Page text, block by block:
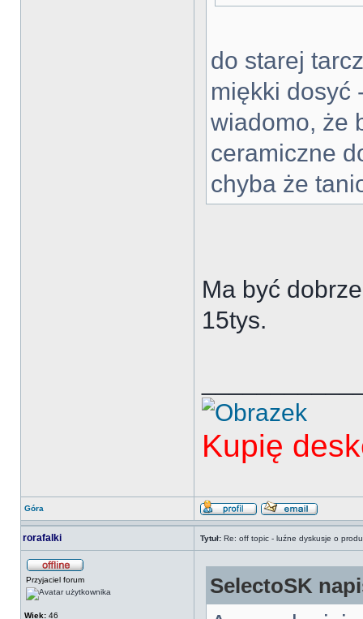
do starej
miękki dosyć
wiadomo, że
ceramiczne
chyba że
Ma być
15tys.
Kupię
Góra
rorafalki Tytuł: Re: off topic - luźne dyskusje o
Przyjaciel forum
Wiek: 46
SelectoSK